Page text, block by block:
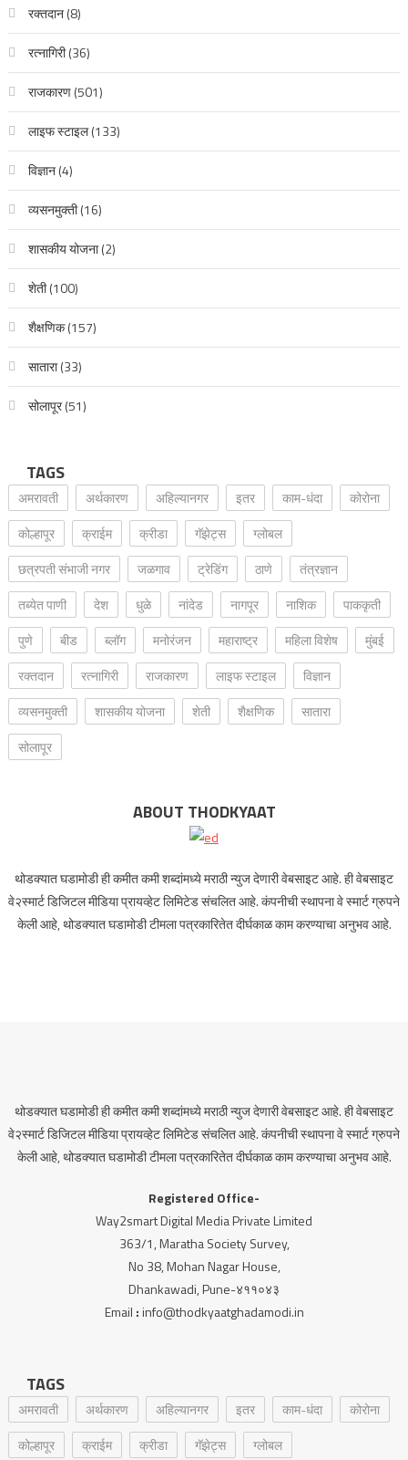
रक्‍तदान(8)
रत्नागिरी(36)
राजकारण(501)
लाइफ स्टाइल(133)
विज्ञान(4)
व्यसनमुक्ती(16)
शासकीय योजना(2)
शेती(100)
शैक्षणिक(157)
सातारा(33)
सोलापूर(51)
TAGS
अमरावती अर्थकारण अहिल्यानगर इतर काम-धंदा
कोरोना
कोल्हापूर
क्राईम क्रीडा गॅझेट्स
ग्लोबल
छत्रपती संभाजी नगर
जळगाव ट्रेडिंग ठाणे
तंत्रज्ञान
तब्येत पाणी
देश धुळे नांदेड नागपूर नाशिक
पाककृती
पुणे
बीड ब्लॉग मनोरंजन महाराष्ट्र महिला विशेष
मुंबई
रक्‍तदान
रत्नागिरी राजकारण लाइफ स्टाइल
विज्ञान
व्यसनमुक्ती
शासकीय योजना शेती शैक्षणिक
सातारा
सोलापूर
ABOUT THODKYAAT
थोडक्यात घडामोडी ही कमीत कमी शब्दांमध्ये मराठी न्युज देणारी वेबसाइट आहे. ही वेबसाइट
वे२स्मार्ट डिजिटल मीडिया प्रायव्हेट लिमिटेड संचलित आहे. कंपनीची स्थापना वे स्मार्ट ग्रुपने
केली आहे, थोडक्यात घडामोडी टीमला पत्रकारितेत दीर्घकाळ काम करण्याचा अनुभव आहे.
थोडक्यात घडामोडी ही कमीत कमी शब्दांमध्ये मराठी न्युज देणारी वेबसाइट आहे. ही वेबसाइट
वे२स्मार्ट डिजिटल मीडिया प्रायव्हेट लिमिटेड संचलित आहे. कंपनीची स्थापना वे स्मार्ट ग्रुपने
केली आहे, थोडक्यात घडामोडी टीमला पत्रकारितेत दीर्घकाळ काम करण्याचा अनुभव आहे.
Registered Office-
Way2smart Digital Media Private Limited
363/1, Maratha Society Survey,
No 38, Mohan Nagar House,
Dhankawadi, Pune-४११०४३
Email :info@thodkyaatghadamodi.in
TAGS
अमरावती अर्थकारण अहिल्यानगर इतर काम-धंदा
कोरोना
कोल्हापूर
क्राईम क्रीडा गॅझेट्स
ग्लोबल